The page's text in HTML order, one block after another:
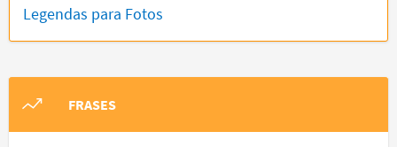
Legendas para Fotos
FRASES